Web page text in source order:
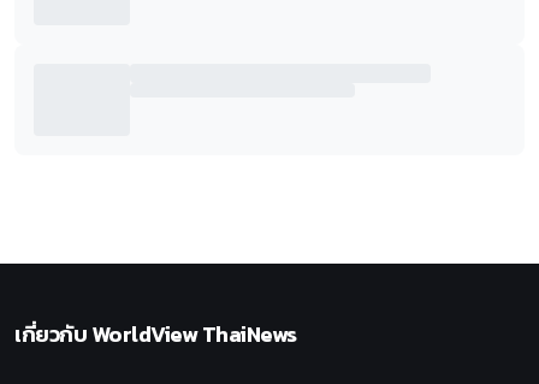
เกี่ยวกับWorldView ThaiNews